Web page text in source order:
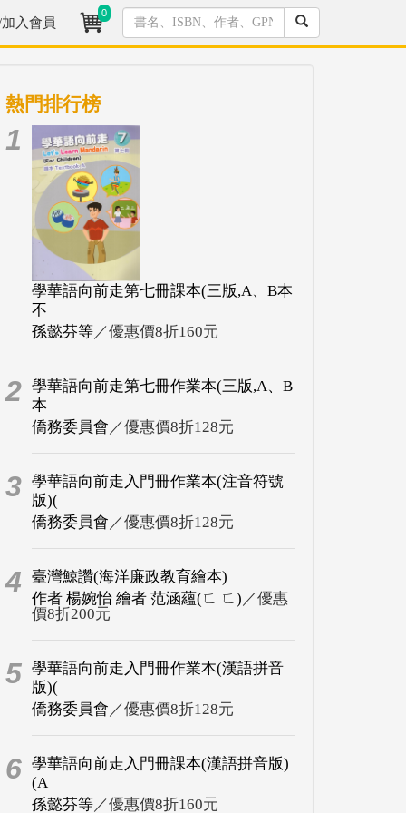
入會員
0
熱門排行榜
1
學華語向前走第七冊課本(三版,A、B本
不
孫懿芬等／優惠價8折160元
2 學華語向前走第七冊作業本(三版,A、B
本
僑務委員會 ／優惠價8折128元
3 學華語向前走入門冊作業本(注音符號
版)(
僑務委員會 ／優惠價8折128元
4
臺灣鯨讚(海洋廉政教育繪本)
作者 楊婉怡 繪者 范涵蘊(ㄈ ㄈ) ／優惠
價8折200元
5 學華語向前走入門冊作業本(漢語拼音
版)(
僑務委員會 ／優惠價8折128元
6 學華語向前走入門冊課本(漢語拼音版)
(A
孫懿芬等／優惠價8折160元